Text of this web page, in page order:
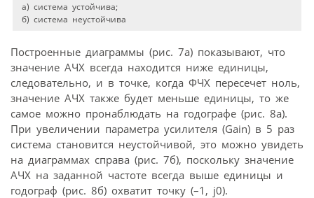
а) система устойчива;
б) система неустойчива
Построенные диаграммы (рис. 7а) показывают, что
значение АЧХ всегда находится ниже единицы,
следовательно, и в точке, когда ФЧХ пересечет ноль,
значение АЧХ также будет меньше единицы, то же
самое можно пронаблюдать на годографе (рис. 8а).
При увеличении параметра усилителя (Gain) в 5 раз
система становится неустойчивой, это можно увидеть
на диаграммах справа (рис. 7б), поскольку значение
АЧХ на заданной частоте всегда выше единицы и
годограф (рис. 8б) охватит точку (–1, j0).